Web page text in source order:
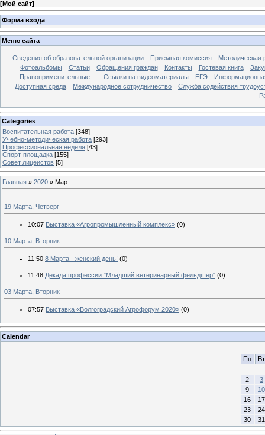
[Мой сайт]
Форма входа
Меню сайта
Сведения об образовательной организации Приемная комиссия
Методическая
Фотоальбомы
Статьи Обращения граждан Контакты Гостевая книга
Правоприменительные ...
Ссылки на видеоматериалы ЕГЭ
Доступная среда
Международное сотрудничество
Служба содействия
Categories
Воспитательная работа [348]
Учебно-методическая работа [293]
Профессиональная неделя [43]
Спорт-площадка [155]
Совет лицеистов [5]
Главная » 2020 » Март
19 Марта, Четверг
10:07 Выставка «Агропромышленный комплекс» (0)
10 Марта, Вторник
11:50 8 Марта - женский день! (0)
11:48 Декада профессии "Младший ветеринарный фельдшер" (0)
03 Марта, Вторник
07:57 Выставка «Волгоградский Агрофорум 2020» (0)
Calendar
Пн Вт
2
3
9
10
16
17
23
24
30
31